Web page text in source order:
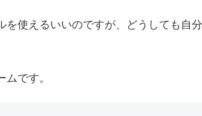
を使えるいいのですが、どうしても自
です。